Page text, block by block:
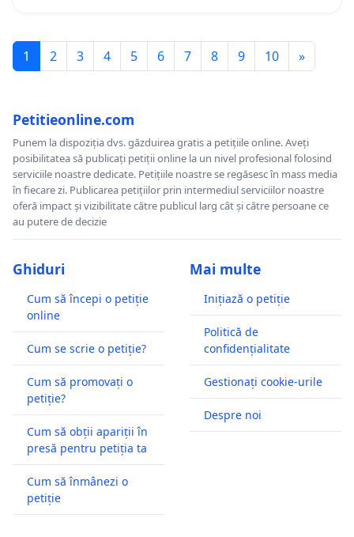
1 2 3 4 5 6 7 8 9 10 »
Petitieonline.com
Punem la dispoziția dvs. găzduirea gratis a petițiile online. Aveți
posibilitatea să publicați petiții online la un nivel profesional folosind
serviciile noastre dedicate. Petițiile noastre se regăsesc în mass media
în fiecare zi. Publicarea petițiilor prin intermediul serviciilor noastre
oferă impact și vizibilitate către publicul larg cât și către persoane ce
au putere de decizie
Ghiduri
Cum să începi o petiție
online
Cum se scrie o petiție?
Cum să promovați o
petiție?
Cum să obții apariții în
presă pentru petiția ta
Cum să înmânezi o
petiție
Mai multe
Inițiază o petiție
Politică de
confidențialitate
Gestionați cookie-urile
Despre noi